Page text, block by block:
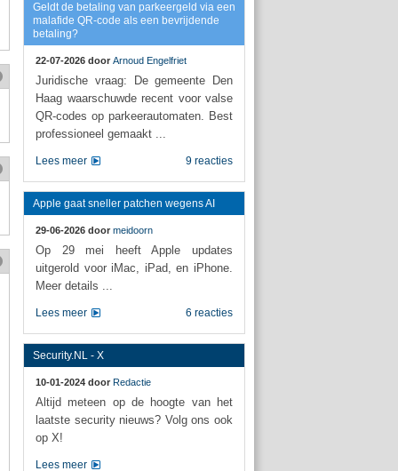
Geldt de betaling van parkeergeld via een
malafide QR-code als een bevrijdende
betaling?
22-07-2026 door Arnoud Engelfriet
Juridische vraag: De gemeente Den
Haag waarschuwde recent voor valse
QR-codes op parkeerautomaten. Best
professioneel gemaakt ...
9 reacties
Lees meer
Apple gaat sneller patchen wegens AI
29-06-2026 door meidoorn
Op 29 mei heeft Apple updates
uitgerold voor iMac, iPad, en iPhone.
Meer details ...
6 reacties
Lees meer
Security.NL - X
10-01-2024 door Redactie
Altijd meteen op de hoogte van het
laatste security nieuws? Volg ons ook
op X!
Lees meer